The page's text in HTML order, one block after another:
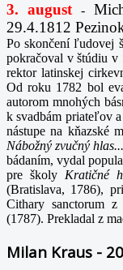
3. august -
29.4.1812
Po skončení ľudovej
pokračoval v štúdiu v
rektor latinskej
Od roku 1782 bol
autorom mnohých
k svadbám priateľov
nástupe na kňazské
Nábožný zvučný
bádaním, vydal
pre školy Kratičné
(Bratislava, 1786),
Cithary sanctorum
(1787). Prekladal z
Milan Kraus -